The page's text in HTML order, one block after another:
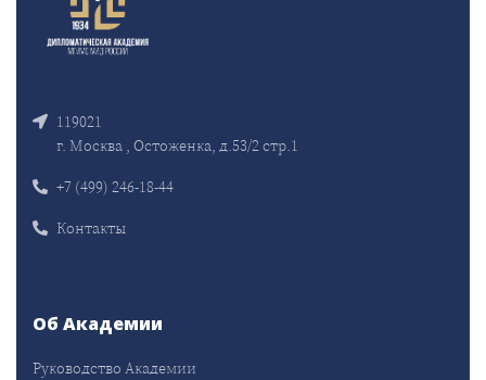
119021
г. Москва , Остоженка, д.53/2 стр.1
+7 (499) 246-18-44
Контакты
Об Академии
Руководство Академии